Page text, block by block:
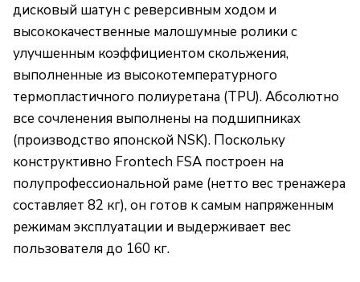
дисковый шатун с реверсивным ходом и
высококачественные малошумные ролики с
улучшенным коэффициентом скольжения,
выполненные из высокотемпературного
термопластичного полиуретана (TPU). Абсолютно
все сочленения выполнены на подшипниках
(производство японской NSK). Поскольку
конструктивно Frontech FSA построен на
полупрофессиональной раме (нетто вес тренажера
составляет 82 кг), он готов к самым напряженным
режимам эксплуатации и выдерживает вес
пользователя до 160 кг.